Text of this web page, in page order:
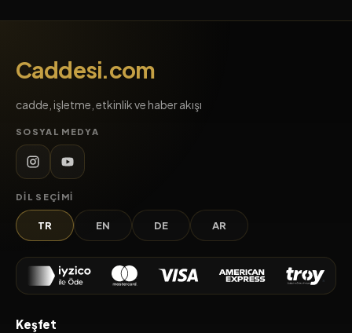
Caddesi.com
cadde, işletme, etkinlik ve haber akışı
SOSYAL MEDYA
DIL SEÇIMI
TR EN DE AR
Keşfet